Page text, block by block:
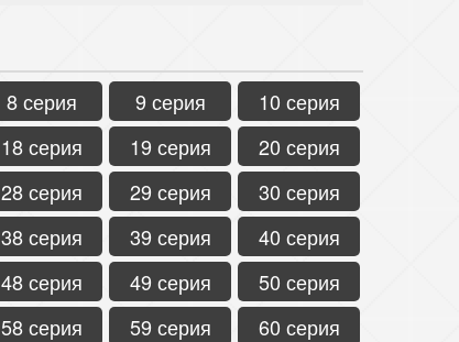
8 серия 9 серия
10 серия
18 серия 19 серия
20 серия
28 серия 29 серия
30 серия
38 серия 39 серия
40 серия
48 серия 49 серия
50 серия
58 серия 59 серия
60 серия